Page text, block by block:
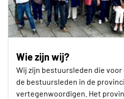
Wie zijn wij?
Wij zijn bestuursleden die voor
de bestuursleden in de
vertegenwoordigen. Het